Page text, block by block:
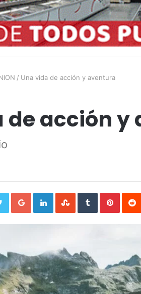
/ Una vida de acción y aventura
de acción y
TwitterGoogle+LinkedInStumbleUpon
Tumblr